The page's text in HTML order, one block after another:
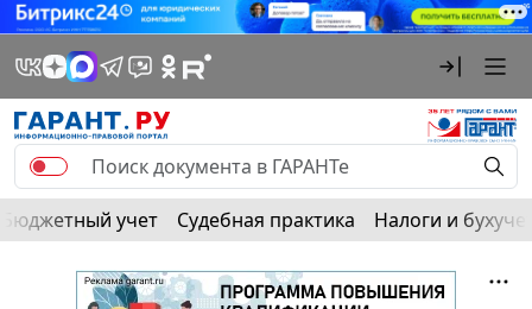
Бюджетный учет Судебная практика Налоги и